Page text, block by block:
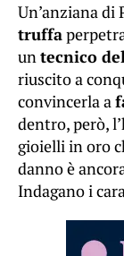
Un’anziana
truffa
untecnico
riuscito a
convincerla a
dentro, però,
gioielli in oro
danno è
Indagano i